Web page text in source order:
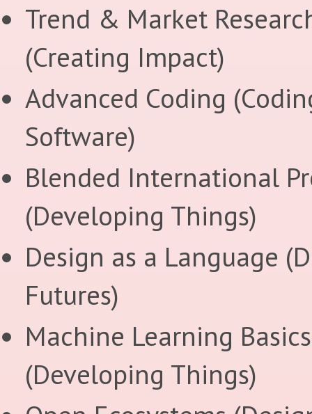
Trend & Market
(Creating Impact)
Advanced Coding
Software)
Blended International
(Developing Things)
Design as a Language
Futures)
Machine Learning Basics
(Developing Things)